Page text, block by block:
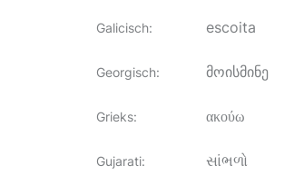
Galicisch: escoita
Georgisch: მოისმინე
Grieks: ακούω
Gujarati: સાંભળો